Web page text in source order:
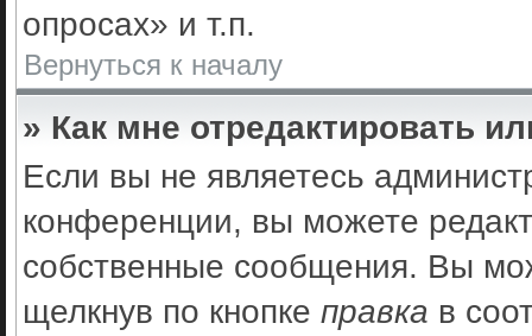
опросах» и т.п.
Вернуться к началу
» Как мне отредактировать
Если вы не являетесь
конференции, вы можете
собственные сообщения. Вы
щелкнув по кнопке правка в